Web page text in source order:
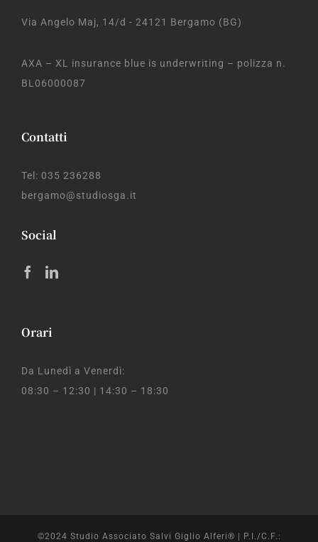
Via Angelo Maj, 14/d - 24121 Bergamo (BG)
AXA – XL insurance blue is underwriting – polizza n.
BL06000087
Contatti
Tel: 035 236288
bergamo@studiosga.it
Social
Orari
Da Lunedì a Venerdì:
08:30 – 12:30 | 14:30 – 18:30
©2024 Studio Associato Salvi Giglio Alferi® | P.I./C.F.: